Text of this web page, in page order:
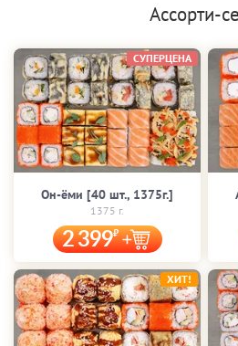
Ассорти-
Он-ёми [40 шт., 1375г.]
1375 г.
2 399
СУПЕРЦЕНА
ХИТ!